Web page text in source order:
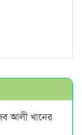
আলী খানের